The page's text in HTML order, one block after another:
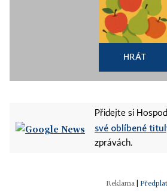
HRÁT
Přidejte si
své oblíbené
zprávách.